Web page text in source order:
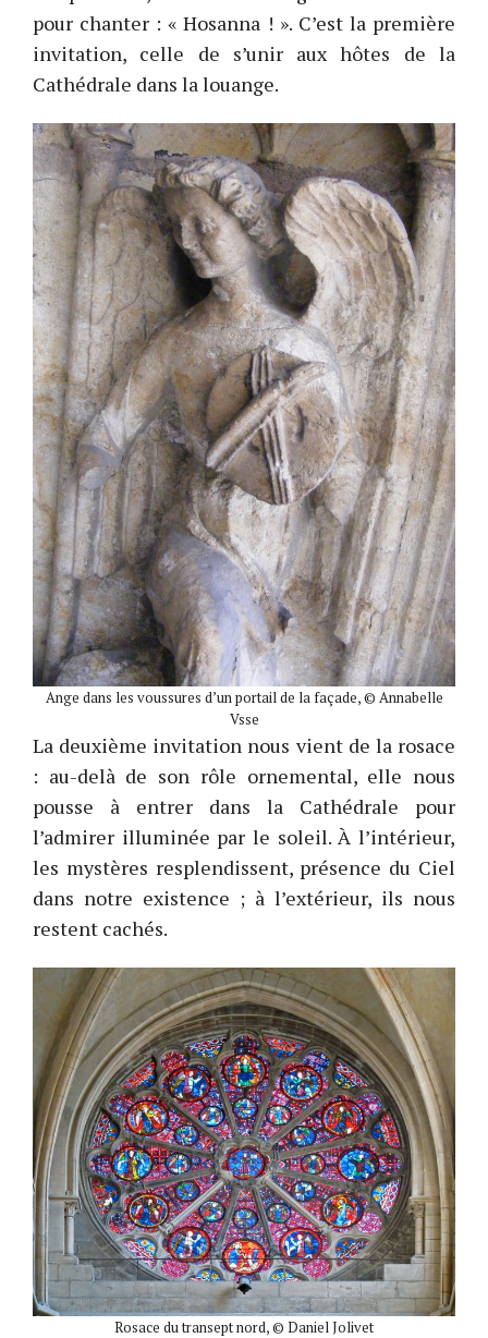
pour chanter : « Hosanna ! ». C’est la première
invitation, celle de s’unir aux hôtes de la
Cathédrale dans la louange.
Ange dans les voussures d’un portail de la façade, © Annabelle
Vsse
La deuxième invitation nous vient de la rosace
: au-delà de son rôle ornemental, elle nous
pousse à entrer dans la Cathédrale pour
l’admirer illuminée par le soleil. À l’intérieur,
les mystères resplendissent, présence du Ciel
dans notre existence ; à l’extérieur, ils nous
restent cachés.
Rosace du transept nord, © Daniel Jolivet